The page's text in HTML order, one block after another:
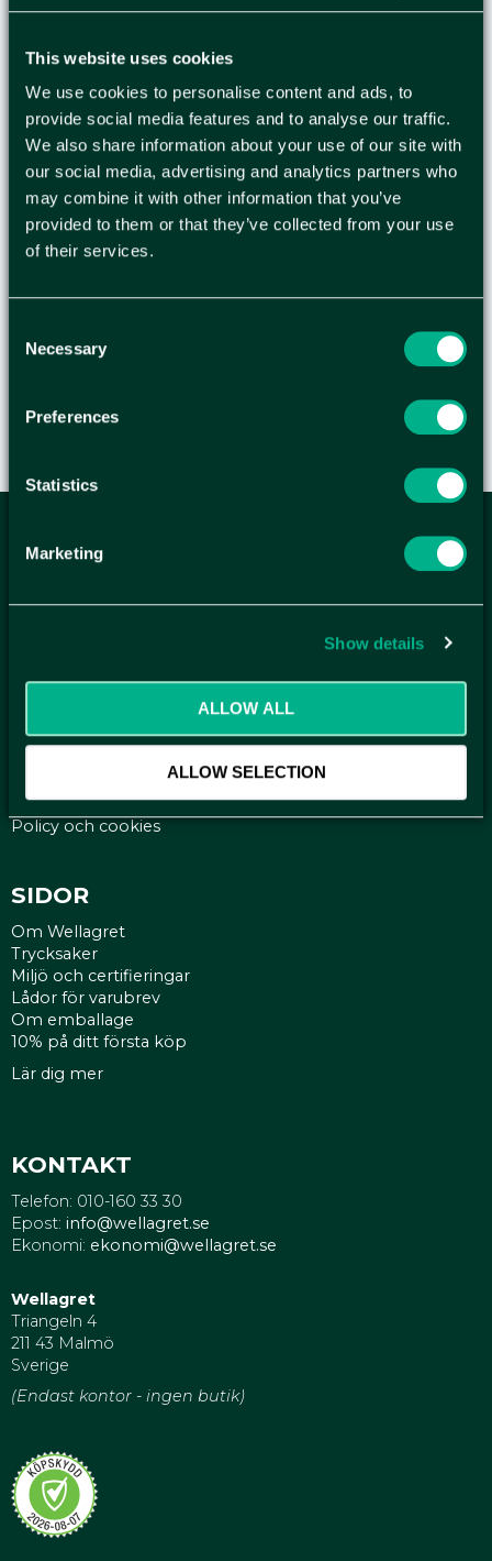
This website uses cookies
We use cookies to personalise content and ads, to
provide social media features and to analyse our traffic.
We also share information about your use of our site with
our social media, advertising and analytics partners who
may combine it with other information that you’ve
provided to them or that they’ve collected from your use
of their services.
Selection
Necessary
Preferences
Statistics
Marketing
Show details
ALLOW ALL
ALLOW SELECTION
HD 30L 10MY TRA
100/RL
100% återvinningsbar påse. En papperskorgspåse
som är 100% återvinningsbar vilket gör den till ett
miljövänligare alternativ. Har en kapacitet på 30
liter. Framtagen för att passa vanliga
Färg: transparent - Mått: 510 x 570mm - Material:
ANMÄL DIG HÄR TILL WELLAGRETS
Kontakt
Reklamationer
Policy och cookies
SIDOR
Om Wellagret
Trycksaker
Miljö och certifieringar
Lådor för varubrev
Om emballage
10% på ditt första köp
Lär dig mer
KONTAKT
Telefon: 010-160 33 30
Epost: info@wellagret.se
Ekonomi: ekonomi@wellagret.se
Wellagret
Triangeln 4
211 43 Malmö
Sverige
(Endast kontor - ingen butik)